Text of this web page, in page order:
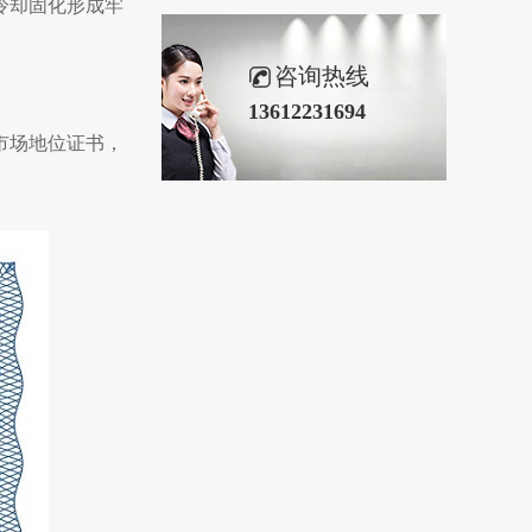
却固化形成牢
场地位证书，
咨询热线
13612231694